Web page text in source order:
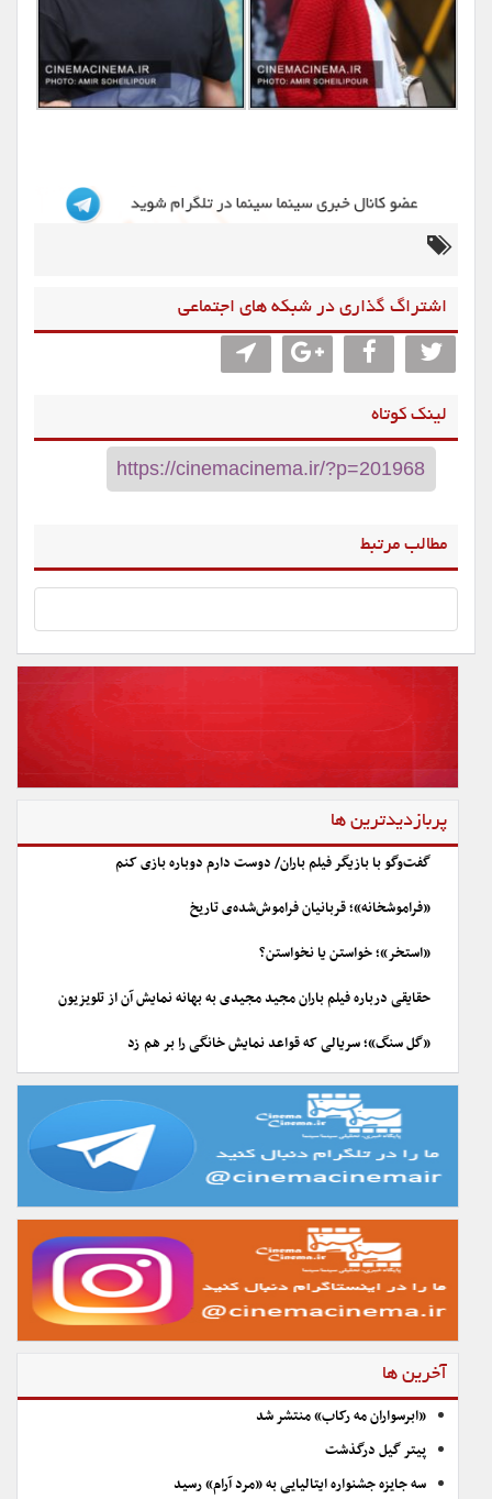
اشتراگ گذاری در شبکه های اجتماعی
لینک کوتاه
مطالب مرتبط
پربازدیدترین ها
گفت‌وگو با بازیگر فیلم باران/ دوست دارم دوباره بازی کنم
«فراموشخانه»؛ قربانیان فراموش‌شده‌ی تاریخ
«استخر»؛ خواستن یا نخواستن؟
حقایقی درباره فیلم باران مجید مجیدی به بهانه نمایش آن از تلویزیون
«گل سنگ»؛ سریالی که قواعد نمایش خانگی را بر هم زد
آخرین ها
«ابرسواران مه رکاب» منتشر شد
پیتر گیل درگذشت
سه جایزه جشنواره ایتالیایی به «مرد آرام» رسید